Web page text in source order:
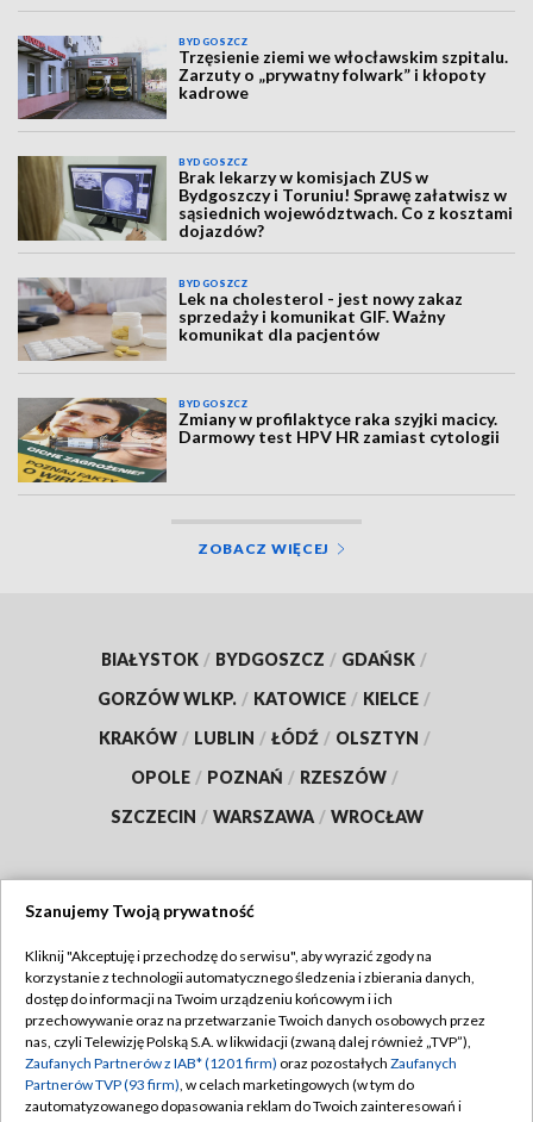
BYDGOSZCZ
Trzęsienie ziemi we włocławskim szpitalu.
Zarzuty o „prywatny folwark” i kłopoty
kadrowe
BYDGOSZCZ
Brak lekarzy w komisjach ZUS w
Bydgoszczy i Toruniu! Sprawę załatwisz w
sąsiednich województwach. Co z kosztami
dojazdów?
BYDGOSZCZ
Lek na cholesterol - jest nowy zakaz
sprzedaży i komunikat GIF. Ważny
komunikat dla pacjentów
BYDGOSZCZ
Zmiany w profilaktyce raka szyjki macicy.
Darmowy test HPV HR zamiast cytologii
ZOBACZ WIĘCEJ
BIAŁYSTOK / BYDGOSZCZ / GDAŃSK /
GORZÓW WLKP. / KATOWICE / KIELCE /
KRAKÓW / LUBLIN / ŁÓDŹ / OLSZTYN /
OPOLE / POZNAŃ / RZESZÓW /
SZCZECIN / WARSZAWA / WROCŁAW
TVP
Abonament TVP
Emisja w TVP
Centrum informacji TVP
Regulamin TVP
Polityka prywatności
Moje zgody
Szanujemy Twoją prywatność
Kliknij "Akceptuję i przechodzę do serwisu", aby wyrazić zgody na
korzystanie z technologii automatycznego śledzenia i zbierania danych,
dostęp do informacji na Twoim urządzeniu końcowym i ich
przechowywanie oraz na przetwarzanie Twoich danych osobowych przez
nas, czyli Telewizję Polską S.A. w likwidacji (zwaną dalej również „TVP”),
Zaufanych Partnerów z IAB* (1201 firm) oraz pozostałych Zaufanych
Partnerów TVP (93 firm), w celach marketingowych (w tym do
zautomatyzowanego dopasowania reklam do Twoich zainteresowań i